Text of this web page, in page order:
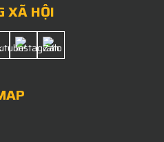
XÃ HỘI